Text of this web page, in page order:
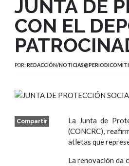
JUNTA DE
CON EL
POR: REDACCIÓN/
Compartir
La Junta de
(CONCRC),
atletas que
La renovación da